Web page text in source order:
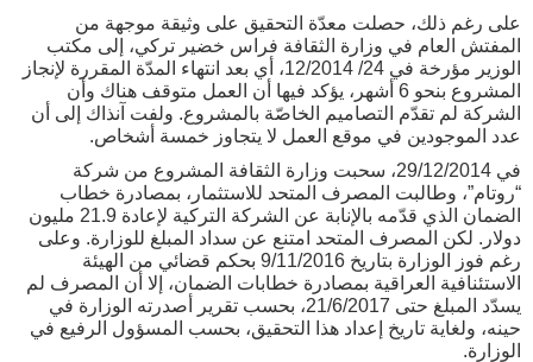
على رغم ذلك، حصلت معدّة التحقيق على وثيقة موجهة من
المفتش العام في وزارة الثقافة فراس خضير تركي، إلى مكتب
الوزير مؤرخة في 24/ 12/2014، أي بعد انتهاء المدّة المقررة لإنجاز
المشروع بنحو 6 أشهر، يؤكد فيها أن العمل متوقف هناك وأن
الشركة لم تقدّم التصاميم الخاصّة بالمشروع. ولفت آنذاك إلى أن
عدد الموجودين في موقع العمل لا يتجاوز خمسة أشخاص.
في 29/12/2014، سحبت وزارة الثقافة المشروع من شركة
“روتام”، وطالبت المصرف المتحد للاستثمار، بمصادرة خطاب
الضمان الذي قدّمه بالإنابة عن الشركة التركية لإعادة 21.9 مليون
دولار. لكن المصرف المتحد امتنع عن سداد المبلغ للوزارة. وعلى
رغم فوز الوزارة بتاريخ 9/11/2016 بحكم قضائي من الهيئة
الاستئنافية العراقية بمصادرة خطابات الضمان، إلا أن المصرف لم
يسدّد المبلغ حتى 21/6/2017، بحسب تقرير أصدرته الوزارة في
حينه، ولغاية تاريخ إعداد هذا التحقيق، بحسب المسؤول الرفيع في
الوزارة.